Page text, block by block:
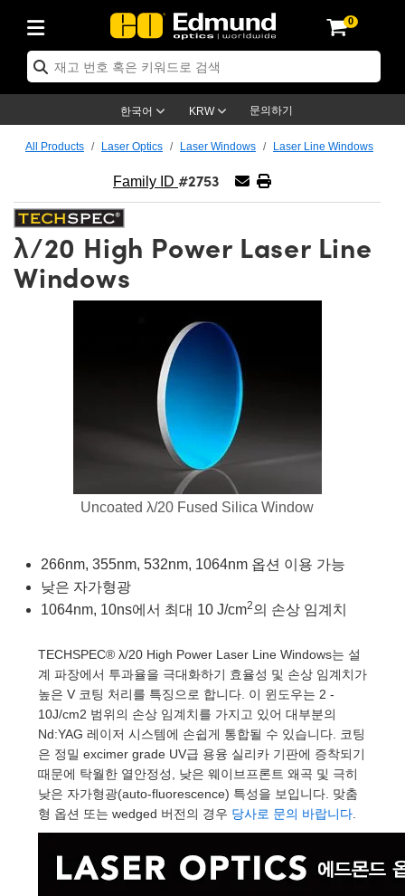
0
한국어 KRW 문의하기
Coated Optics
(DOE)
Electronics
Lenses
Systems
All Products Laser Optics Laser Windows Laser Line Windows
Family ID #2753
λ/20 High Power Laser Line
Windows
Uncoated λ/20 Fused Silica Window
266nm, 355nm, 532nm, 1064nm 옵션 이용 가능
낮은 자가형광
1064nm, 10ns에서 최대 10 J/cm2의 손상 임계치
TECHSPEC® λ/20 High Power Laser Line Windows는 설
계 파장에서 투과율을 극대화하기 효율성 및 손상 임계치가
높은 V 코팅 처리를 특징으로 합니다. 이 윈도우는 2 -
10J/cm2 범위의 손상 임계치를 가지고 있어 대부분의
Nd:YAG 레이저 시스템에 손쉽게 통합될 수 있습니다. 코팅
은 정밀 excimer grade UV급 용융 실리카 기판에 증착되기
때문에 탁월한 열안정성, 낮은 웨이브프론트 왜곡 및 극히
낮은 자가형광(auto-fluorescence) 특성을 보입니다. 맞춤
형 옵션 또는 wedged 버전의 경우 당사로 문의 바랍니다